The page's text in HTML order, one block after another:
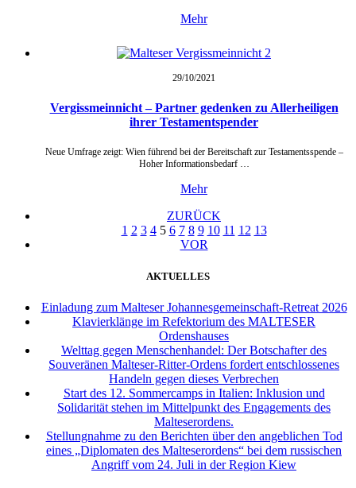
Mehr
29/10/2021
Vergissmeinnicht – Partner gedenken zu Allerheiligen
ihrer Testamentspender
Neue Umfrage zeigt: Wien führend bei der Bereitschaft zur Testamentsspende –
Hoher Informationsbedarf …
Mehr
ZURÜCK
1 2 3 4 5 6 7 8 9 10 11 12 13
VOR
AKTUELLES
Einladung zum Malteser Johannesgemeinschaft-Retreat 2026
Klavierklänge im Refektorium des MALTESER
Ordenshauses
Welttag gegen Menschenhandel: Der Botschafter des
Souveränen Malteser-Ritter-Ordens fordert entschlossenes
Handeln gegen dieses Verbrechen
Start des 12. Sommercamps in Italien: Inklusion und
Solidarität stehen im Mittelpunkt des Engagements des
Malteserordens.
Stellungnahme zu den Berichten über den angeblichen Tod
eines „Diplomaten des Malteserordens“ bei dem russischen
Angriff vom 24. Juli in der Region Kiew